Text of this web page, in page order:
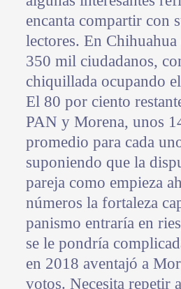
encanta compartir con
lectores. En
350 mil ciudadanos,
chiquillada ocupando
El 80 por ciento
PAN y Morena, unos
promedio para cada
suponiendo que la
pareja como empieza
números la fortaleza
panismo entraría en
se le pondría
en 2018 aventajó a
votos. Necesita repetir